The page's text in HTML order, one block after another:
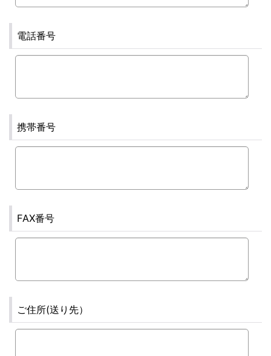
電話番号
携帯番号
FAX番号
ご住所(送り先）